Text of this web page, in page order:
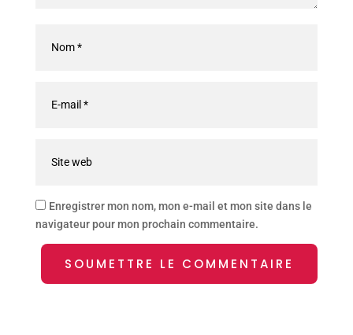
Enregistrer mon nom, mon e-mail et mon site dans le
navigateur pour mon prochain commentaire.
SOUMETTRE LE COMMENTAIRE